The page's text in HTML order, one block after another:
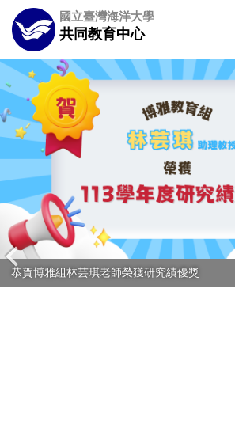
跳
到
主
要
內
容
區
國立臺灣海洋大學
共同教育中心
恭賀博雅組林芸琪老師榮獲研究績優獎